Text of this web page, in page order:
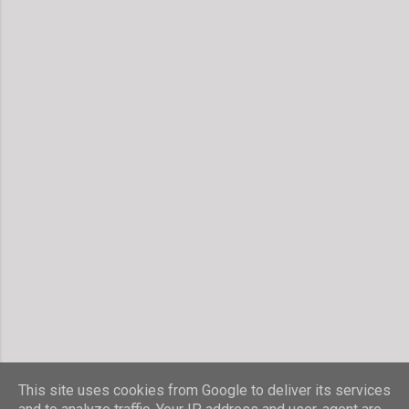
This site uses cookies from Google to deliver its services